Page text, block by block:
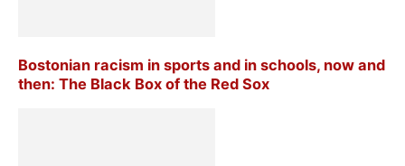
Bostonian racism in sports and in schools, now and
then: The Black Box of the Red Sox